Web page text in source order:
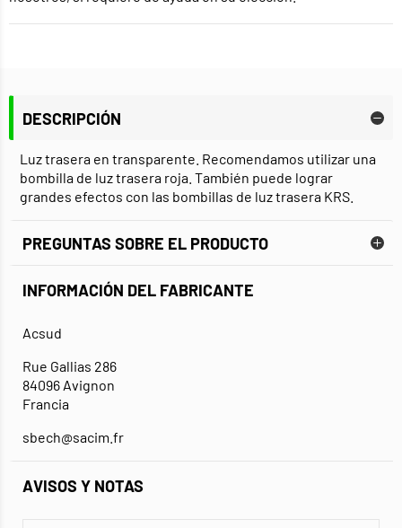
DESCRIPCIÓN
Luz trasera en transparente. Recomendamos utilizar una
bombilla de luz trasera roja. También puede lograr
grandes efectos con las bombillas de luz trasera KRS.
PREGUNTAS SOBRE EL PRODUCTO
INFORMACIÓN DEL FABRICANTE
Acsud
Rue Gallias 286
84096 Avignon
Francia
sbech@sacim.fr
AVISOS Y NOTAS